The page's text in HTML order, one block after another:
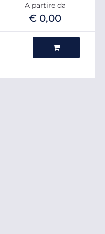
A partire da
€ 0,00